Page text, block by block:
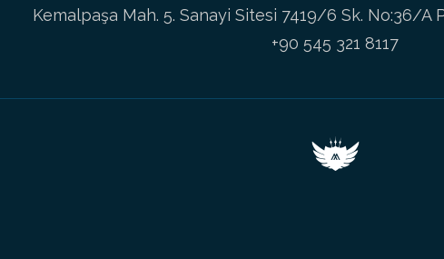
Kemalpaşa Mah. 5. Sanayi Sitesi 7419/6 Sk. No:36/A
+90 545 321 8117